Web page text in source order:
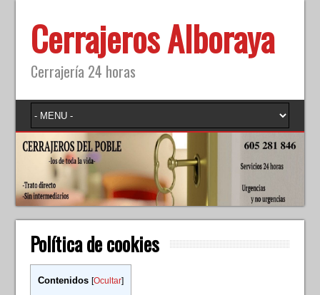
Cerrajeros Alboraya
Cerrajería 24 horas
Política de cookies
Contenidos [Ocultar]